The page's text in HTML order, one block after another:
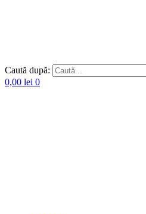
Caută după:
0,00 lei 0